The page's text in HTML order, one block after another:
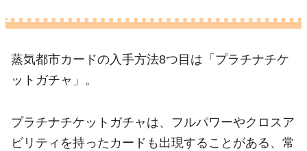
蒸気都市カードの入手方法8つ目は「プラチナチケ
ットガチャ」。
プラチナチケットガチャは、フルパワーやクロスア
ビリティを持ったカードも出現することがある、常